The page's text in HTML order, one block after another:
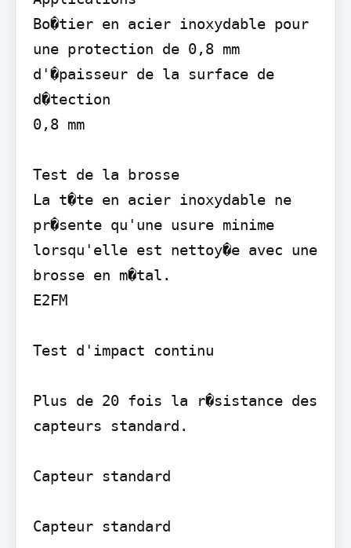
Bo�tier en acier inoxydable pour
une protection de 0,8 mm
d'�paisseur de la surface de
d�tection
0,8 mm
Test de la brosse
La t�te en acier inoxydable ne
pr�sente qu'une usure minime
lorsqu'elle est nettoy�e avec une
brosse en m�tal.
E2FM
Test d'impact continu
Plus de 20 fois la r�sistance des
capteurs standard.
Capteur standard
Capteur standard